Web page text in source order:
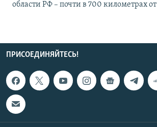
области РФ – почти в 700 километрах
ПРИСОЕДИНЯЙТЕСЬ!